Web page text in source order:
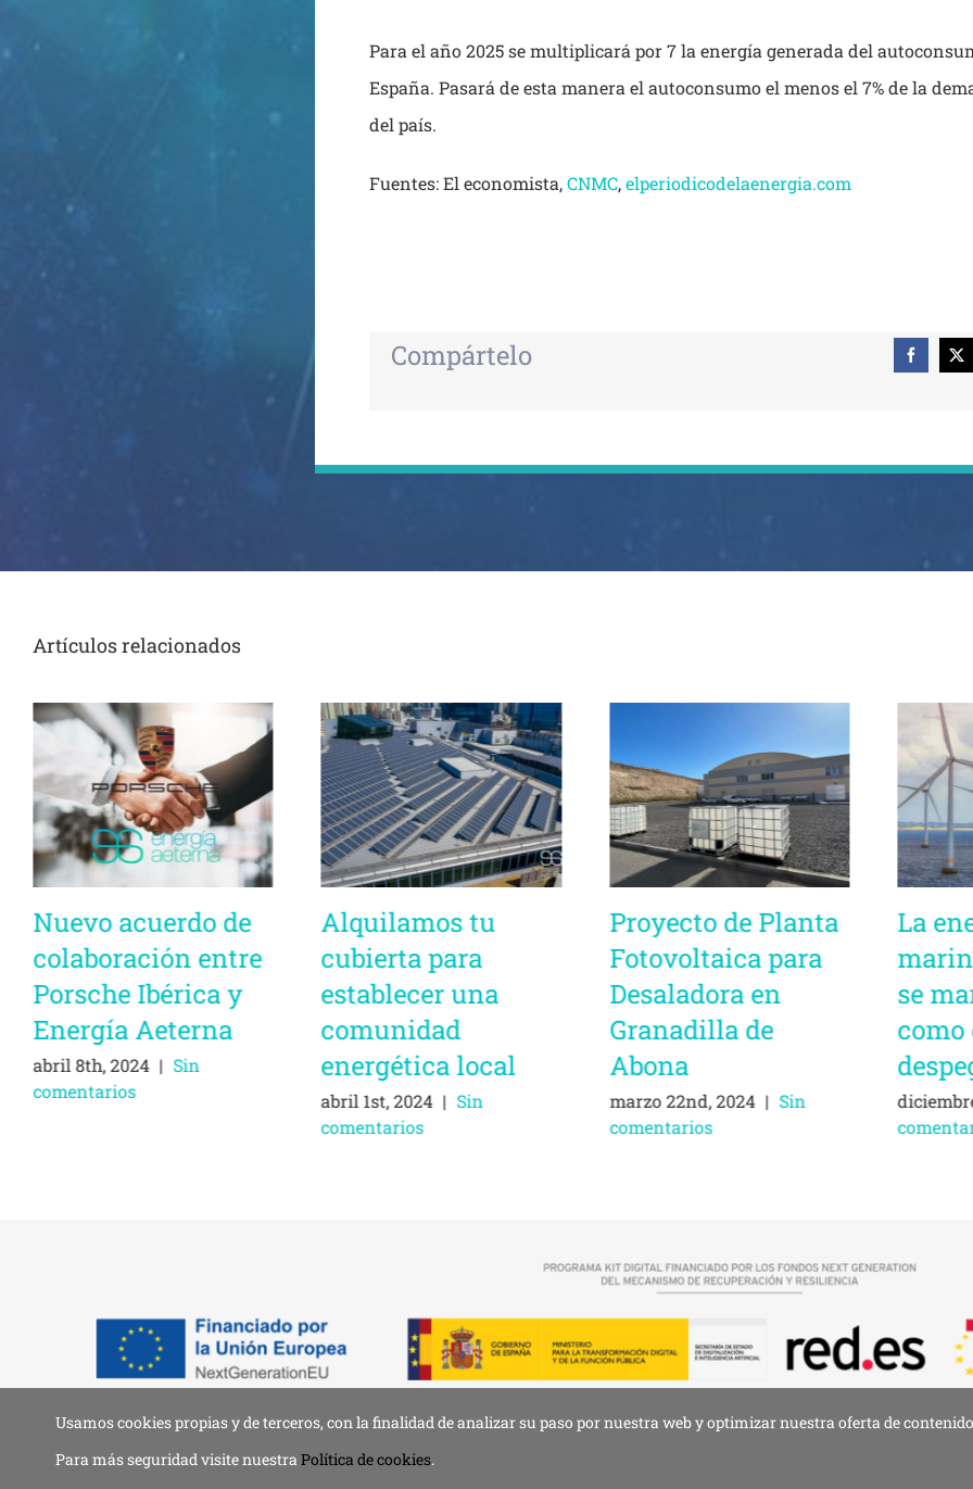
Para el año 2025 se multiplicará por 7 la energía generada del
España. Pasará de esta manera el autoconsumo el menos el 7% de la
del país.
Fuentes: El economista,CNMC,elperiodicodelaenergia.com
Compártelo
Artículos relacionados
Nuevo acuerdo de
colaboración entre
Porsche Ibérica y
Energía Aeterna
abril 8th, 2024 | Sin
comentarios
Alquilamos tu
cubierta para
establecer una
comunidad
energética local
abril 1st, 2024 | Sin
comentarios
Proyecto de Planta
Fotovoltaica para
Desaladora en
Granadilla de
Abona
marzo 22nd, 2024 | Sin
comentarios
La
se
como
Política de privacidad Política de cookies
Usamos cookies propias y de terceros, con la finalidad de analizar su paso por nuestra web y optimizar nuestra oferta de
Para más seguridad visite nuestraPolítica de cookies.